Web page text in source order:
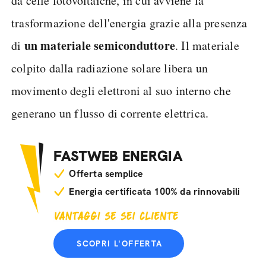
trasformazione dell'energia grazie alla presenza
di un materiale semiconduttore. Il materiale
colpito dalla radiazione solare libera un
movimento degli elettroni al suo interno che
generano un flusso di corrente elettrica.
FASTWEB ENERGIA
Offerta semplice
Energia certificata 100% da rinnovabili
SCOPRI L'OFFERTA